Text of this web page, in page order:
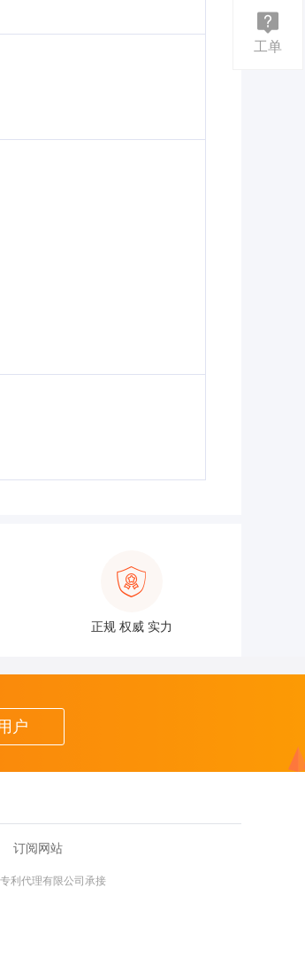
正规 权威 实力
户
订阅网站
利代理有限公司承接
工单